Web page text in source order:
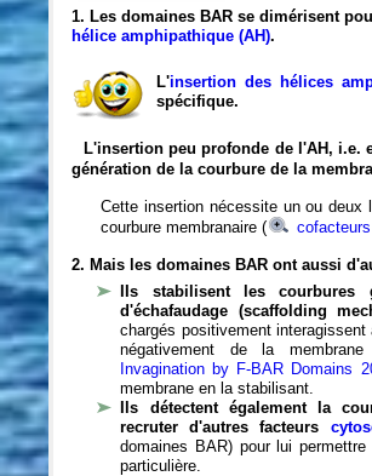
1. Les domaines BAR se dimérisent
hélice amphipathique (AH).
L'insertion des hélices
spécifique.
L'insertion peu profonde de l'AH, i.e.
génération de la courbure de la
Cette insertion nécessite un ou deux
courbure membranaire (
2. Mais les domaines BAR ont aussi
IIs stabilisent les courbures
d'échafaudage (scaffolding
chargés positivement
négativement de la
Invagination by F-BAR Domains
membrane en la stabilisant.
Ils détectent également la
recruter d'autres facteurs
domaines BAR) pour lui
particulière.